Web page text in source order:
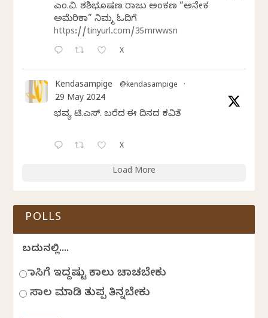
ಎಂ.ವಿ. ಶಶಿಭೂಷಣ ರಾಜು ಅಂಕಣ “ಅನೇಕ
ಅಮೆರಿಕಾ” ನಿಮ್ಮ ಓದಿಗೆ
https://tinyurl.com/35mrwwsn
X
Kendasampige @kendasampige ·
29 May 2024
ಭವ್ಯ ಟಿ.ಎಸ್. ಬರೆದ ಈ ದಿನದ ಕವಿತೆ
X
Load More
POLLS
ಬದುಕಿನಲ್ಲಿ....
ಹಾಸಿಗೆ ಇದ್ದಷ್ಟು ಕಾಲು ಚಾಚಬೇಕು
ಸಾಲ ಮಾಡಿ ತುಪ್ಪ ತಿನ್ನಬೇಕು